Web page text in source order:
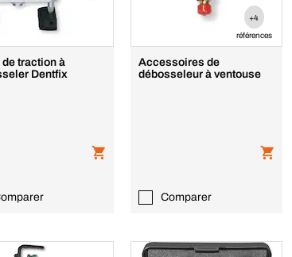
de traction à
Dentfix
+4
références
Accessoires de
débosseleur à ventouse
Comparer